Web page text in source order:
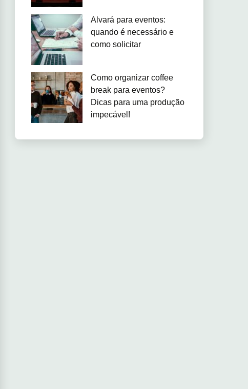
Alvará para eventos:
quando é necessário e
como solicitar
Como organizar coffee
break para eventos?
Dicas para uma produção
impecável!